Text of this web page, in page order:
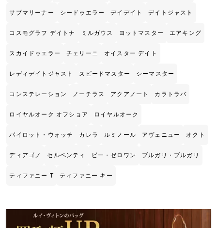
サブマリーナー シードゥエラー デイデイト デイトジャスト
コスモグラフ デイトナ ミルガウス ヨットマスター エアキング
スカイドゥエラー チェリーニ オイスター デイト
レディデイトジャスト スピードマスター シーマスター
コンステレーション ノーチラス アクアノート カラトラバ
ロイヤルオーク オフショア ロイヤルオーク
パイロット・ウォッチ カレラ ルミノール アヴェニュー オクト
ディアゴノ セルペンティ ビー・ゼロワン ブルガリ・ブルガリ
ティファニー T ティファニー キー